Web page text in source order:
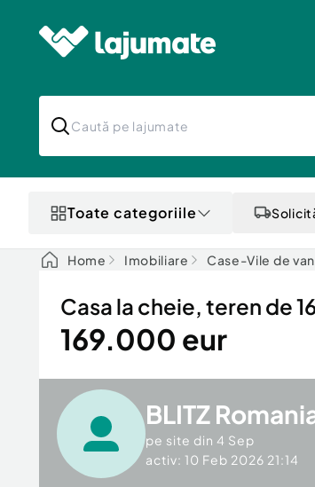
Toate categoriile
Home Imobiliare Case-Vile de
Casa la cheie, teren de
169.000 eur
BLITZ
pe site din 4 Sep
activ: 10 Feb 2026 21:14